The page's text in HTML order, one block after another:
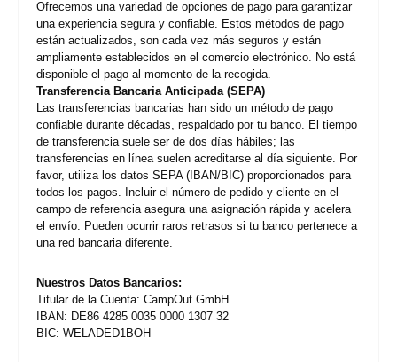
Ofrecemos una variedad de opciones de pago para garantizar
una experiencia segura y confiable. Estos métodos de pago
están actualizados, son cada vez más seguros y están
ampliamente establecidos en el comercio electrónico. No está
disponible el pago al momento de la recogida.
Transferencia Bancaria Anticipada (SEPA)
Las transferencias bancarias han sido un método de pago
confiable durante décadas, respaldado por tu banco. El tiempo
de transferencia suele ser de dos días hábiles; las
transferencias en línea suelen acreditarse al día siguiente. Por
favor, utiliza los datos SEPA (IBAN/BIC) proporcionados para
todos los pagos. Incluir el número de pedido y cliente en el
campo de referencia asegura una asignación rápida y acelera
el envío. Pueden ocurrir raros retrasos si tu banco pertenece a
una red bancaria diferente.
Nuestros Datos Bancarios:
Titular de la Cuenta: CampOut GmbH
IBAN: DE86 4285 0035 0000 1307 32
BIC: WELADED1BOH